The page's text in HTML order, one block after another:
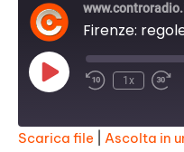
Play
Episode
1x
Scarica file Ascolta in